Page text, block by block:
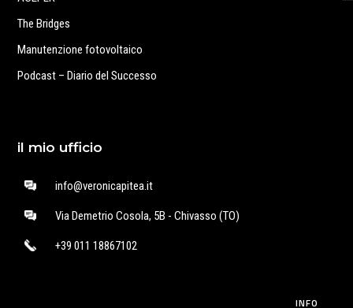
The Bridges
Manutenzione fotovoltaico
Podcast – Diario del Successo
il mio ufficio
info@veronicapitea.it
Via Demetrio Cosola, 5B - Chivasso (TO)
+39 011 18867102
INFO